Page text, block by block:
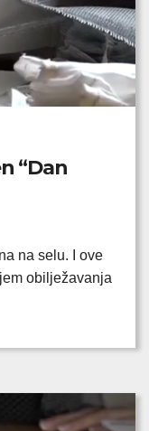
“Dan
na selu. I ove
obilježavanja